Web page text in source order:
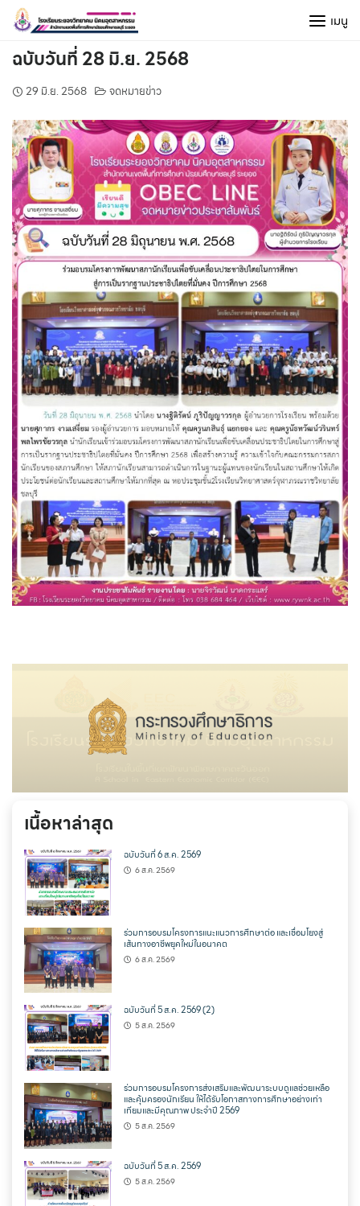
Skip
content
เมนู
ฉบับวันที่ 28 มิ.ย. 2568
29 มิ.ย. 2568 จดหมายข่าว
เนื้อหาล่าสุด
ฉบับวันที่ 6 ส.ค. 2569
6 ส.ค. 2569
ร่วมการอบรมโครงการแนะแนวการศึกษาต่อ และเชื่อมโยงสู่
เส้นทางอาชีพยุคใหม่ในอนาคต
6 ส.ค. 2569
ฉบับวันที่ 5 ส.ค. 2569 (2)
5 ส.ค. 2569
ร่วมการอบรมโครงการส่งเสริมและพัฒนาระบบดูแลช่วยเหลือ
และคุ้มครองนักเรียน ให้ได้รับโอกาสทางการศึกษาอย่างเท่า
เทียมและมีคุณภาพ ประจำปี 2569
5 ส.ค. 2569
ฉบับวันที่ 5 ส.ค. 2569
5 ส.ค. 2569